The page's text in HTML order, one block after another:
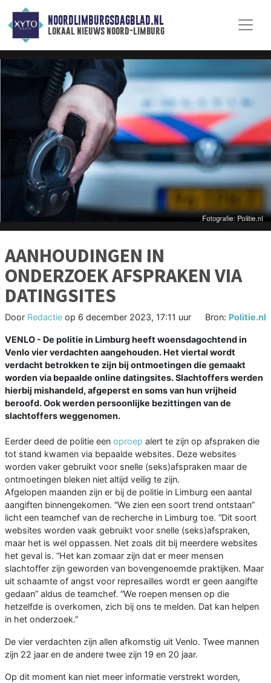
NOORDLIMBURGSDAGBLAD.NL
lokaal nieuws noord-limburg
AANHOUDINGEN IN
ONDERZOEK AFSPRAKEN VIA
DATINGSITES
Door Redactie op 6 december 2023, 17:11 uur Bron: Politie.nl
VENLO - De politie in Limburg heeft woensdagochtend in
Venlo vier verdachten aangehouden. Het viertal wordt
verdacht betrokken te zijn bij ontmoetingen die gemaakt
worden via bepaalde online datingsites. Slachtoffers werden
hierbij mishandeld, afgeperst en soms van hun vrijheid
beroofd. Ook werden persoonlijke bezittingen van de
slachtoffers weggenomen.
Eerder deed de politie een oproep alert te zijn op afspraken die
tot stand kwamen via bepaalde websites. Deze websites
worden vaker gebruikt voor snelle (seks)afspraken maar de
ontmoetingen bleken niet altijd veilig te zijn.
Afgelopen maanden zijn er bij de politie in Limburg een aantal
aangiften binnengekomen. “We zien een soort trend ontstaan”
licht een teamchef van de recherche in Limburg toe. “Dit soort
websites worden vaak gebruikt voor snelle (seks)afspraken,
maar het is wel oppassen. Net zoals dit bij meerdere websites
het geval is. “Het kan zomaar zijn dat er meer mensen
slachtoffer zijn geworden van bovengenoemde praktijken. Maar
uit schaamte of angst voor represailles wordt er geen aangifte
gedaan” aldus de teamchef. “We roepen mensen op die
hetzelfde is overkomen, zich bij ons te melden. Dat kan helpen
in het onderzoek.”
De vier verdachten zijn allen afkomstig uit Venlo. Twee mannen
zijn 22 jaar en de andere twee zijn 19 en 20 jaar.
Op dit moment kan niet meer informatie verstrekt worden,